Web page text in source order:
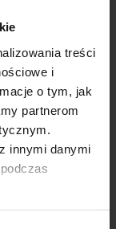
treści
i
o tym, jak
partnerom
innymi danymi
mniej
często
lub
znajomych
mają zapasowe
mogą ci